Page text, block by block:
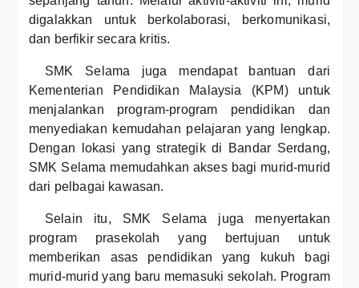
digalakkan untuk berkolaborasi, berkomunikasi,
dan berfikir secara kritis.
SMK Selama juga mendapat bantuan dari
Kementerian Pendidikan Malaysia (KPM) untuk
menjalankan program-program pendidikan dan
menyediakan kemudahan pelajaran yang lengkap.
Dengan lokasi yang strategik di Bandar Serdang,
SMK Selama memudahkan akses bagi murid-murid
dari pelbagai kawasan.
Selain itu, SMK Selama juga menyertakan
program prasekolah yang bertujuan untuk
memberikan asas pendidikan yang kukuh bagi
murid-murid yang baru memasuki sekolah. Program